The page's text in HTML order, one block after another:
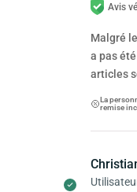
Avis
Malgré
a pas
articles
La
remise